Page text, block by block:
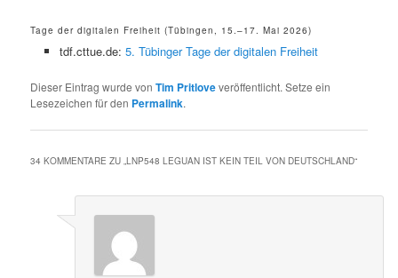
Tage der digitalen Freiheit (Tübingen, 15.–17. Mai 2026)
tdf.cttue.de: 5. Tübinger Tage der digitalen Freiheit
Dieser Eintrag wurde vonTim Pritloveveröffentlicht. Setze ein
Lesezeichen für den Permalink.
34 KOMMENTARE ZU „LNP548 LEGUAN IST KEIN TEIL VON DEUTSCHLAND“